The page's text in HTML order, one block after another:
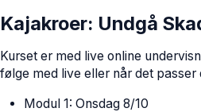
Kajakroer: Undgå
Kurset er med live online
følge med live eller når det passer
Modul 1: Onsdag 8/10